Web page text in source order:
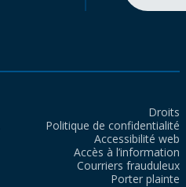
Droits
Politique de confidentialité
Accessibilité web
Accès à l’information
Courriers frauduleux
Porter plainte